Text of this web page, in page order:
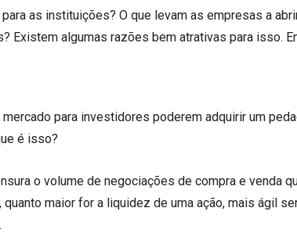
as instituições? O que levam as empresas a
Existem algumas razões bem atrativas para isso.
para investidores poderem adquirir um
é isso?
o volume de negociações de compra e venda
maior for a liquidez de uma ação, mais ágil